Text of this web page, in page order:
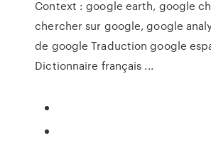
Context : google earth, google
chercher sur google, google
de google Traduction google
Dictionnaire français ...